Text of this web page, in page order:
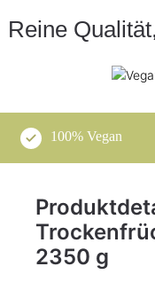
Reine
100% Vegan
2350 g